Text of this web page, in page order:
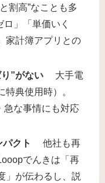
割高”なことも多
」「単価いく
家計簿アプリとの
”がない 大手電
典使用時）。
急な事情にも対応
パクト
他社も再
でんきは「再
」が伝わるし、説